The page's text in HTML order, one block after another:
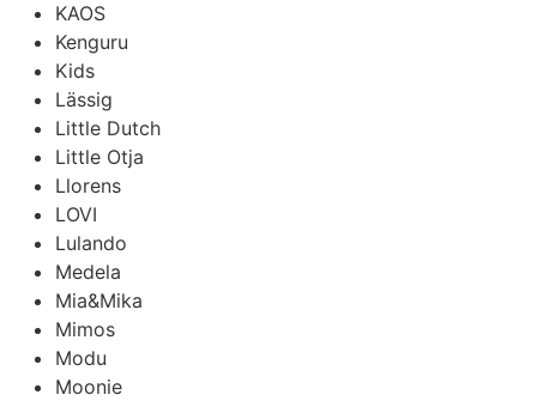
KAOS
Kenguru
Kids
Lässig
Little Dutch
Little Otja
Llorens
LOVI
Lulando
Medela
Mia&Mika
Mimos
Modu
Moonie